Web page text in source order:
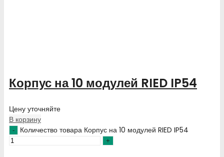
Корпус на 10 модулей RIED IP54
Цену уточняйте
В корзину
Количество товара Корпус на 10 модулей RIED IP54